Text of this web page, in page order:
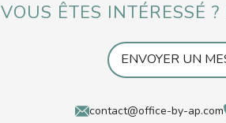
VOUS ÊTES INTÉRESSÉ
ENVOYER UN
contact@office-by-ap.com